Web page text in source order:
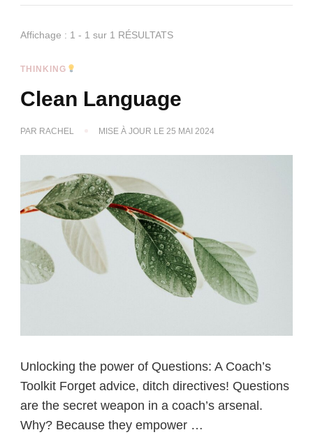
Affichage : 1 - 1 sur 1 RÉSULTATS
THINKING
Clean Language
PAR RACHEL MISE À JOUR LE 25 MAI 2024
Unlocking the power of Questions: A Coach’s
Toolkit Forget advice, ditch directives! Questions
are the secret weapon in a coach’s arsenal.
Why? Because they empower …